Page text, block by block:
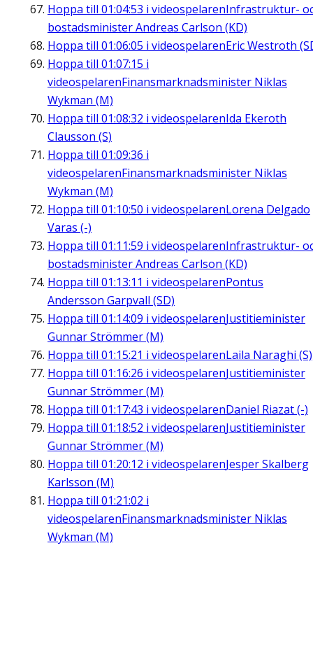
Hoppa till 01:04:53 i videospelarenInfrastruktur-
bostadsminister Andreas Carlson (KD)
Hoppa till 01:06:05 i videospelarenEric Westroth
Hoppa till 01:07:15 i
videospelarenFinansmarknadsminister Niklas
Wykman (M)
Hoppa till 01:08:32 i videospelarenIda Ekeroth
Clausson (S)
Hoppa till 01:09:36 i
videospelarenFinansmarknadsminister Niklas
Wykman (M)
Hoppa till 01:10:50 i videospelarenLorena Delgado
Varas (-)
Hoppa till 01:11:59 i videospelarenInfrastruktur-
bostadsminister Andreas Carlson (KD)
Hoppa till 01:13:11 i videospelarenPontus
Andersson Garpvall (SD)
Hoppa till 01:14:09 i videospelarenJustitieminister
Gunnar Strömmer (M)
Hoppa till 01:15:21 i videospelarenLaila Naraghi (S)
Hoppa till 01:16:26 i videospelarenJustitieminister
Gunnar Strömmer (M)
Hoppa till 01:17:43 i videospelarenDaniel Riazat (-)
Hoppa till 01:18:52 i videospelarenJustitieminister
Gunnar Strömmer (M)
Hoppa till 01:20:12 i videospelarenJesper Skalberg
Karlsson (M)
Hoppa till 01:21:02 i
videospelarenFinansmarknadsminister Niklas
Wykman (M)